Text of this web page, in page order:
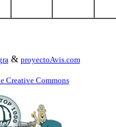
& proyectoAvis.com
Creative Commons